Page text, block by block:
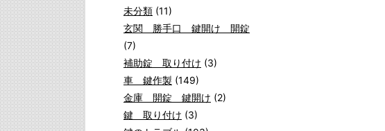
未分類 (11)
玄関 勝手口 鍵開け 開錠
(7)
補助錠 取り付け (3)
車 鍵作製 (149)
金庫 開錠 鍵開け (2)
鍵 取り付け (3)